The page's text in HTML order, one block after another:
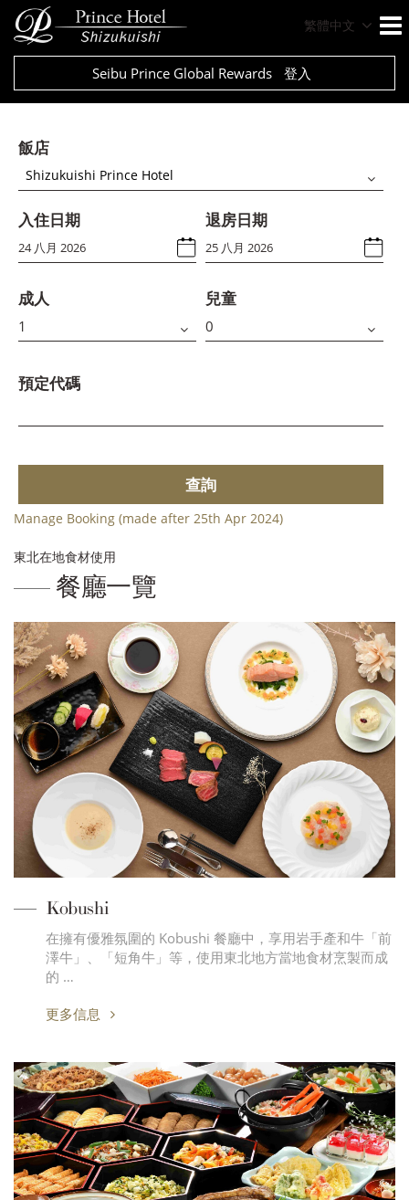
繁體中文
Seibu Prince Global Rewards 登入
飯店
Shizukuishi Prince Hotel
入住日期 退房日期
成人 兒童
預定代碼
查詢
Manage Booking (made after 25th Apr 2024)
東北在地食材使用
餐廳一覽
Kobushi
在擁有優雅氛圍的 Kobushi 餐廳中，享用岩手產和牛「前
澤牛」、「短角牛」等，使用東北地方當地食材烹製而成
的 …
更多信息